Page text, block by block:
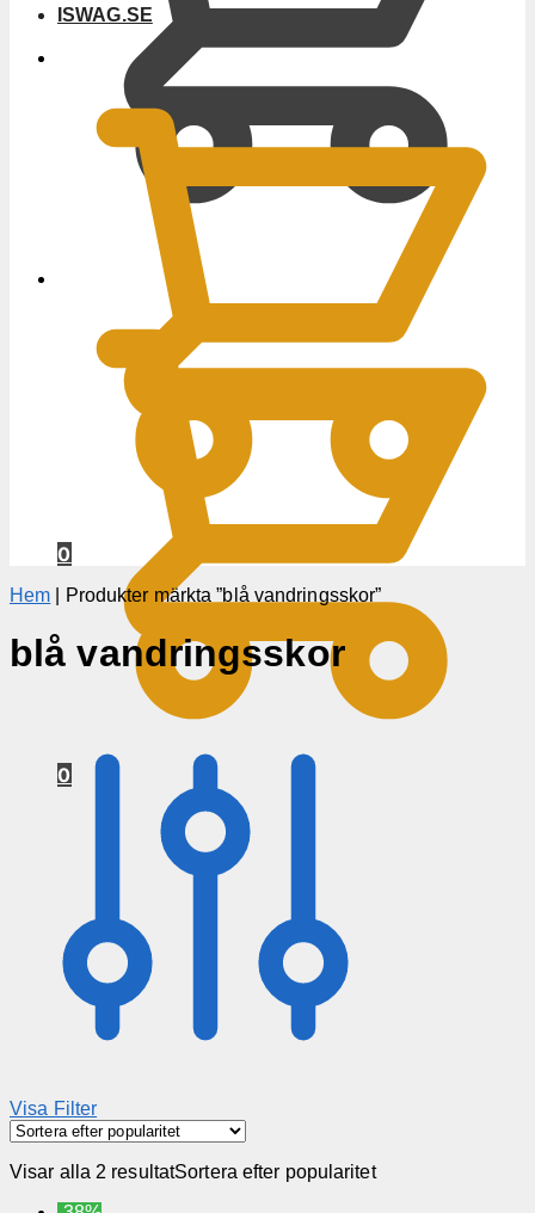
0
ISWAG.SE
0
Hem Produkter märkta ”blå vandringsskor”
blå vandringsskor
Visa Filter
Visar alla 2 resultatSortera efter popularitet